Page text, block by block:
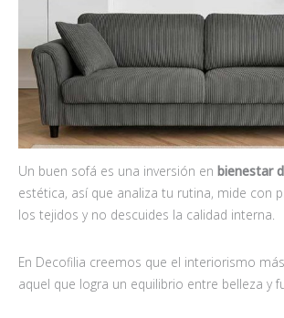
Un buen sofá es una inversión en bienestar
estética, así que analiza tu rutina, mide con
los tejidos y no descuides la calidad interna.
En Decofilia creemos que el interiorismo
aquel que logra un equilibrio entre belleza y